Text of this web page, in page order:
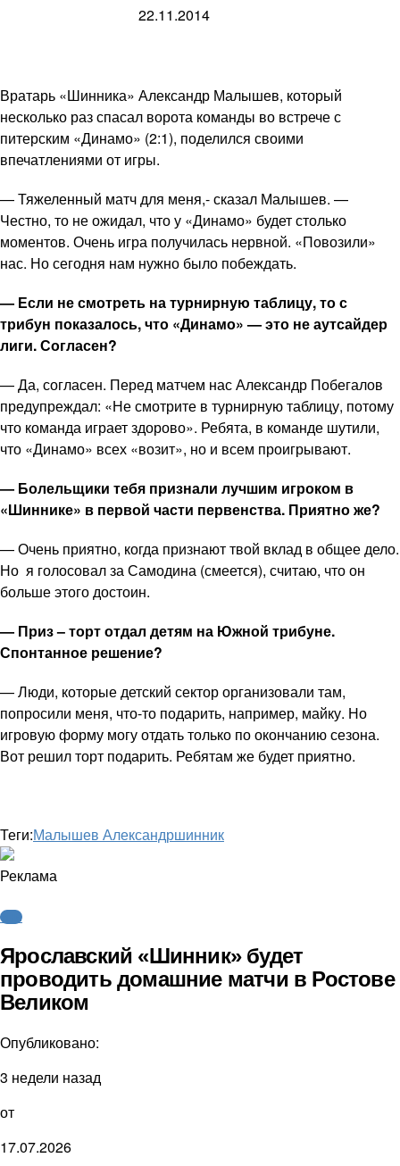
22.11.2014
Вратарь «Шинника» Александр Малышев, который
несколько раз спасал ворота команды во встрече с
питерским «Динамо» (2:1), поделился своими
впечатлениями от игры.
— Тяжеленный матч для меня,- сказал Малышев. —
Честно, то не ожидал, что у «Динамо» будет столько
моментов. Очень игра получилась нервной. «Повозили»
нас. Но сегодня нам нужно было побеждать.
— Если не смотреть на турнирную таблицу, то с
трибун показалось, что «Динамо» — это не аутсайдер
лиги. Согласен?
— Да, согласен. Перед матчем нас Александр Побегалов
предупреждал: «Не смотрите в турнирную таблицу, потому
что команда играет здорово». Ребята, в команде шутили,
что «Динамо» всех «возит», но и всем проигрывают.
— Болельщики тебя признали лучшим игроком в
«Шиннике» в первой части первенства. Приятно же?
— Очень приятно, когда признают твой вклад в общее дело.
Но я голосовал за Самодина (смеется), считаю, что он
больше этого достоин.
— Приз – торт отдал детям на Южной трибуне.
Спонтанное решение?
— Люди, которые детский сектор организовали там,
попросили меня, что-то подарить, например, майку. Но
игровую форму могу отдать только по окончанию сезона.
Вот решил торт подарить. Ребятам же будет приятно.
Теги:Малышев Александршинник
Реклама
ФНЛ
Ярославский «Шинник» будет
проводить домашние матчи в Ростове
Великом
Опубликовано:
3 недели назад
от
17.07.2026